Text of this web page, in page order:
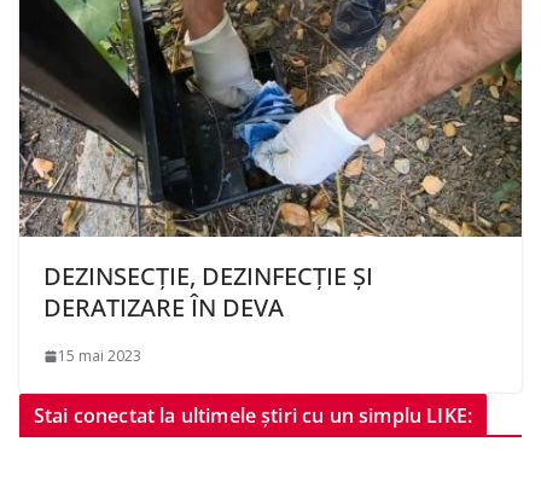
DEZINSECȚIE, DEZINFECȚIE ȘI
DERATIZARE ÎN DEVA
15 mai 2023
Stai conectat la ultimele știri cu un simplu LIKE: